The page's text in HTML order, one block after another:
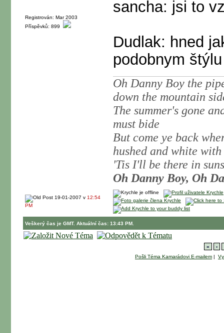
Registrován: Mar 2003
Příspěvků: 899
sancha: jsi to
Dudlak: hned
podobnym
Oh Danny Boy the
down the mountain
The summer's gone
must bide
But come ye back
hushed and white with
'Tis I'll be there in
Oh Danny Boy, Oh
19-01-2007 v 12:54
PM
Veškerý čas je GMT. Aktuální čas: 13:43 PM.
« ‹
Pošli Téma Kamarádovi E-mailem |